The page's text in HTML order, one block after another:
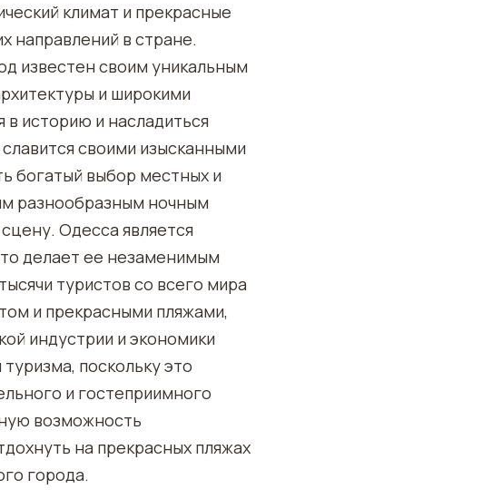
климат и прекрасные
направлений в стране.
известен своим уникальным
и широкими
в историю и насладиться
своими изысканными
богатый выбор местных и
разнообразным ночным
Одесса является
делает ее незаменимым
туристов со всего мира
и прекрасными пляжами,
индустрии и экономики
поскольку это
и гостеприимного
возможность
на прекрасных пляжах
города.